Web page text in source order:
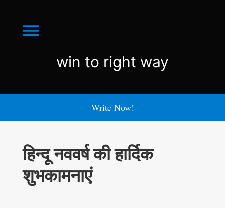
Menu
win
right
win to right way
Write Now!
हिन्दू नववर्ष की हार्दिक
शुभकामनाएं